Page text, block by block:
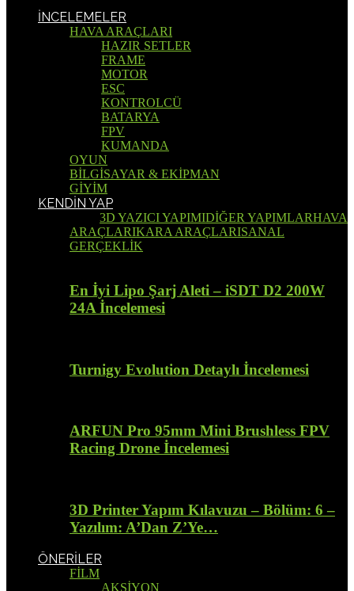
İNCELEMELER
HAVA ARAÇLARI
HAZIR SETLER
FRAME
MOTOR
ESC
KONTROLCÜ
BATARYA
FPV
KUMANDA
OYUN
BİLGİSAYAR & EKİPMAN
GİYİM
KENDİN YAP
3D YAZICI YAPIMIDİĞER YAPIMLARHAVA
ARAÇLARIKARA ARAÇLARISANAL
GERÇEKLİK
En İyi Lipo Şarj Aleti – iSDT D2 200W
24A İncelemesi
Turnigy Evolution Detaylı İncelemesi
ARFUN Pro 95mm Mini Brushless FPV
Racing Drone İncelemesi
3D Printer Yapım Kılavuzu – Bölüm: 6 –
Yazılım: A’Dan Z’Ye…
ÖNERİLER
FİLM
AKSİYON